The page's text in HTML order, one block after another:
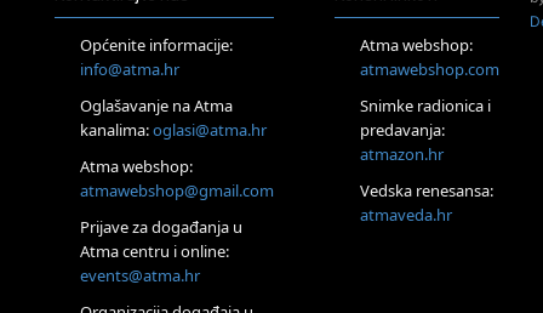
25.08.
Upisi u program Profesionalni hipnoterapeut — nova
generacija kreće 25.08. 2026.
Online
Škola BaZi – put prema dubljem razumijevanju sebe
Visoko
Alemka Dauskardt – Jednodnevna radionica sistemskih
konstelacija
Općenite informacije:
info@atma.hr
Oglašavanje na Atma
kanalima:oglasi@atma.hr
Atma webshop:
atmawebshop@gmail.com
Prijave za događanja u
Atma centru i online:
events@atma.hr
Atma webshop:
atmawebshop.com
Snimke radionica i
predavanja:
atmazon.hr
Vedska renesansa:
atmaveda.hr